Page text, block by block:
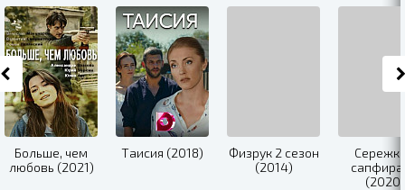
Больше, чем
любовь (2021)
Таисия (2018)
Физрук 2 сезон
(2014)
(2020)